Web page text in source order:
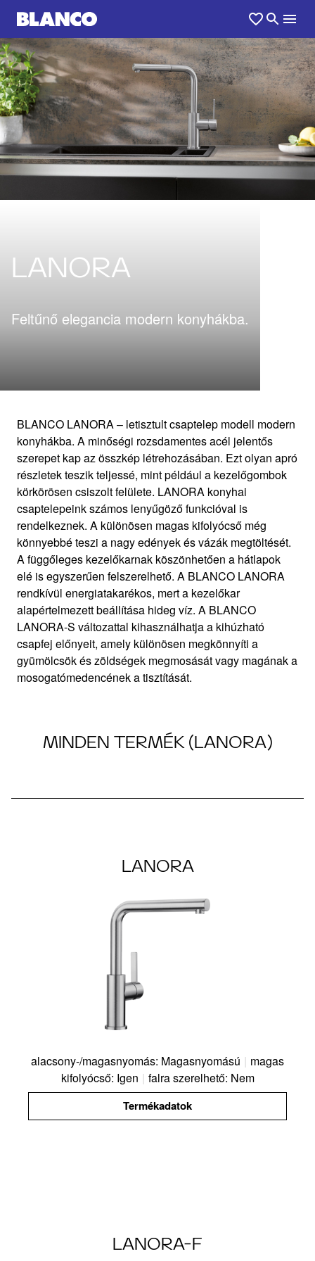
LANORA
Feltűnő elegancia modern konyhákba.
BLANCO LANORA – letisztult csaptelep modell modern
konyhákba. A minőségi rozsdamentes acél jelentős
szerepet kap az összkép létrehozásában. Ezt olyan apró
részletek teszik teljessé, mint például a kezelőgombok
körkörösen csiszolt felülete. LANORA konyhai
csaptelepeink számos lenyűgöző funkcióval is
rendelkeznek. A különösen magas kifolyócső még
könnyebbé teszi a nagy edények és vázák megtöltését.
A függőleges kezelőkarnak köszönhetően a hátlapok
elé is egyszerűen felszerelhető. A BLANCO LANORA
rendkívül energiatakarékos, mert a kezelőkar
alapértelmezett beállítása hideg víz. A BLANCO
LANORA-S változattal kihasználhatja a kihúzható
csapfej előnyeit, amely különösen megkönnyíti a
gyümölcsök és zöldségek megmosását vagy magának a
mosogatómedencének a tisztítását.
MINDEN TERMÉK (LANORA)
LANORA
alacsony-/magasnyomás: Magasnyomású | magas
kifolyócső: Igen | falra szerelhető: Nem
Termékadatok
LANORA-F